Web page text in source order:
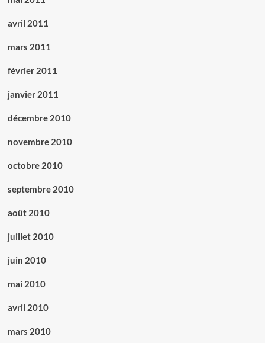
avril 2011
mars 2011
février 2011
janvier 2011
décembre 2010
novembre 2010
octobre 2010
septembre 2010
août 2010
juillet 2010
juin 2010
mai 2010
avril 2010
mars 2010